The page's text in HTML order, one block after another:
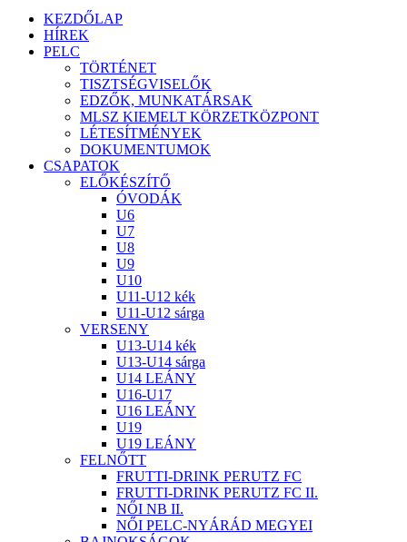
KEZDŐLAP
HÍREK
PELC
TÖRTÉNET
TISZTSÉGVISELŐK
EDZŐK, MUNKATÁRSAK
MLSZ KIEMELT KÖRZETKÖZPONT
LÉTESÍTMÉNYEK
DOKUMENTUMOK
CSAPATOK
ELŐKÉSZÍTŐ
ÓVODÁK
U6
U7
U8
U9
U10
U11-U12 kék
U11-U12 sárga
VERSENY
U13-U14 kék
U13-U14 sárga
U14 LEÁNY
U16-U17
U16 LEÁNY
U19
U19 LEÁNY
FELNŐTT
FRUTTI-DRINK PERUTZ FC
FRUTTI-DRINK PERUTZ FC II.
NŐI NB II.
NŐI PELC-NYÁRÁD MEGYEI